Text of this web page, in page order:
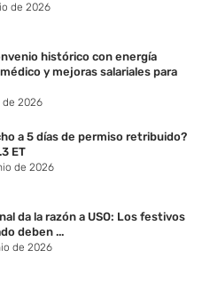
de 2026
histórico con energía
y mejoras salariales para
de 2026
a 5 días de permiso retribuido?
ET
de 2026
da la razón a USO: Los festivos
deben ...
de 2026